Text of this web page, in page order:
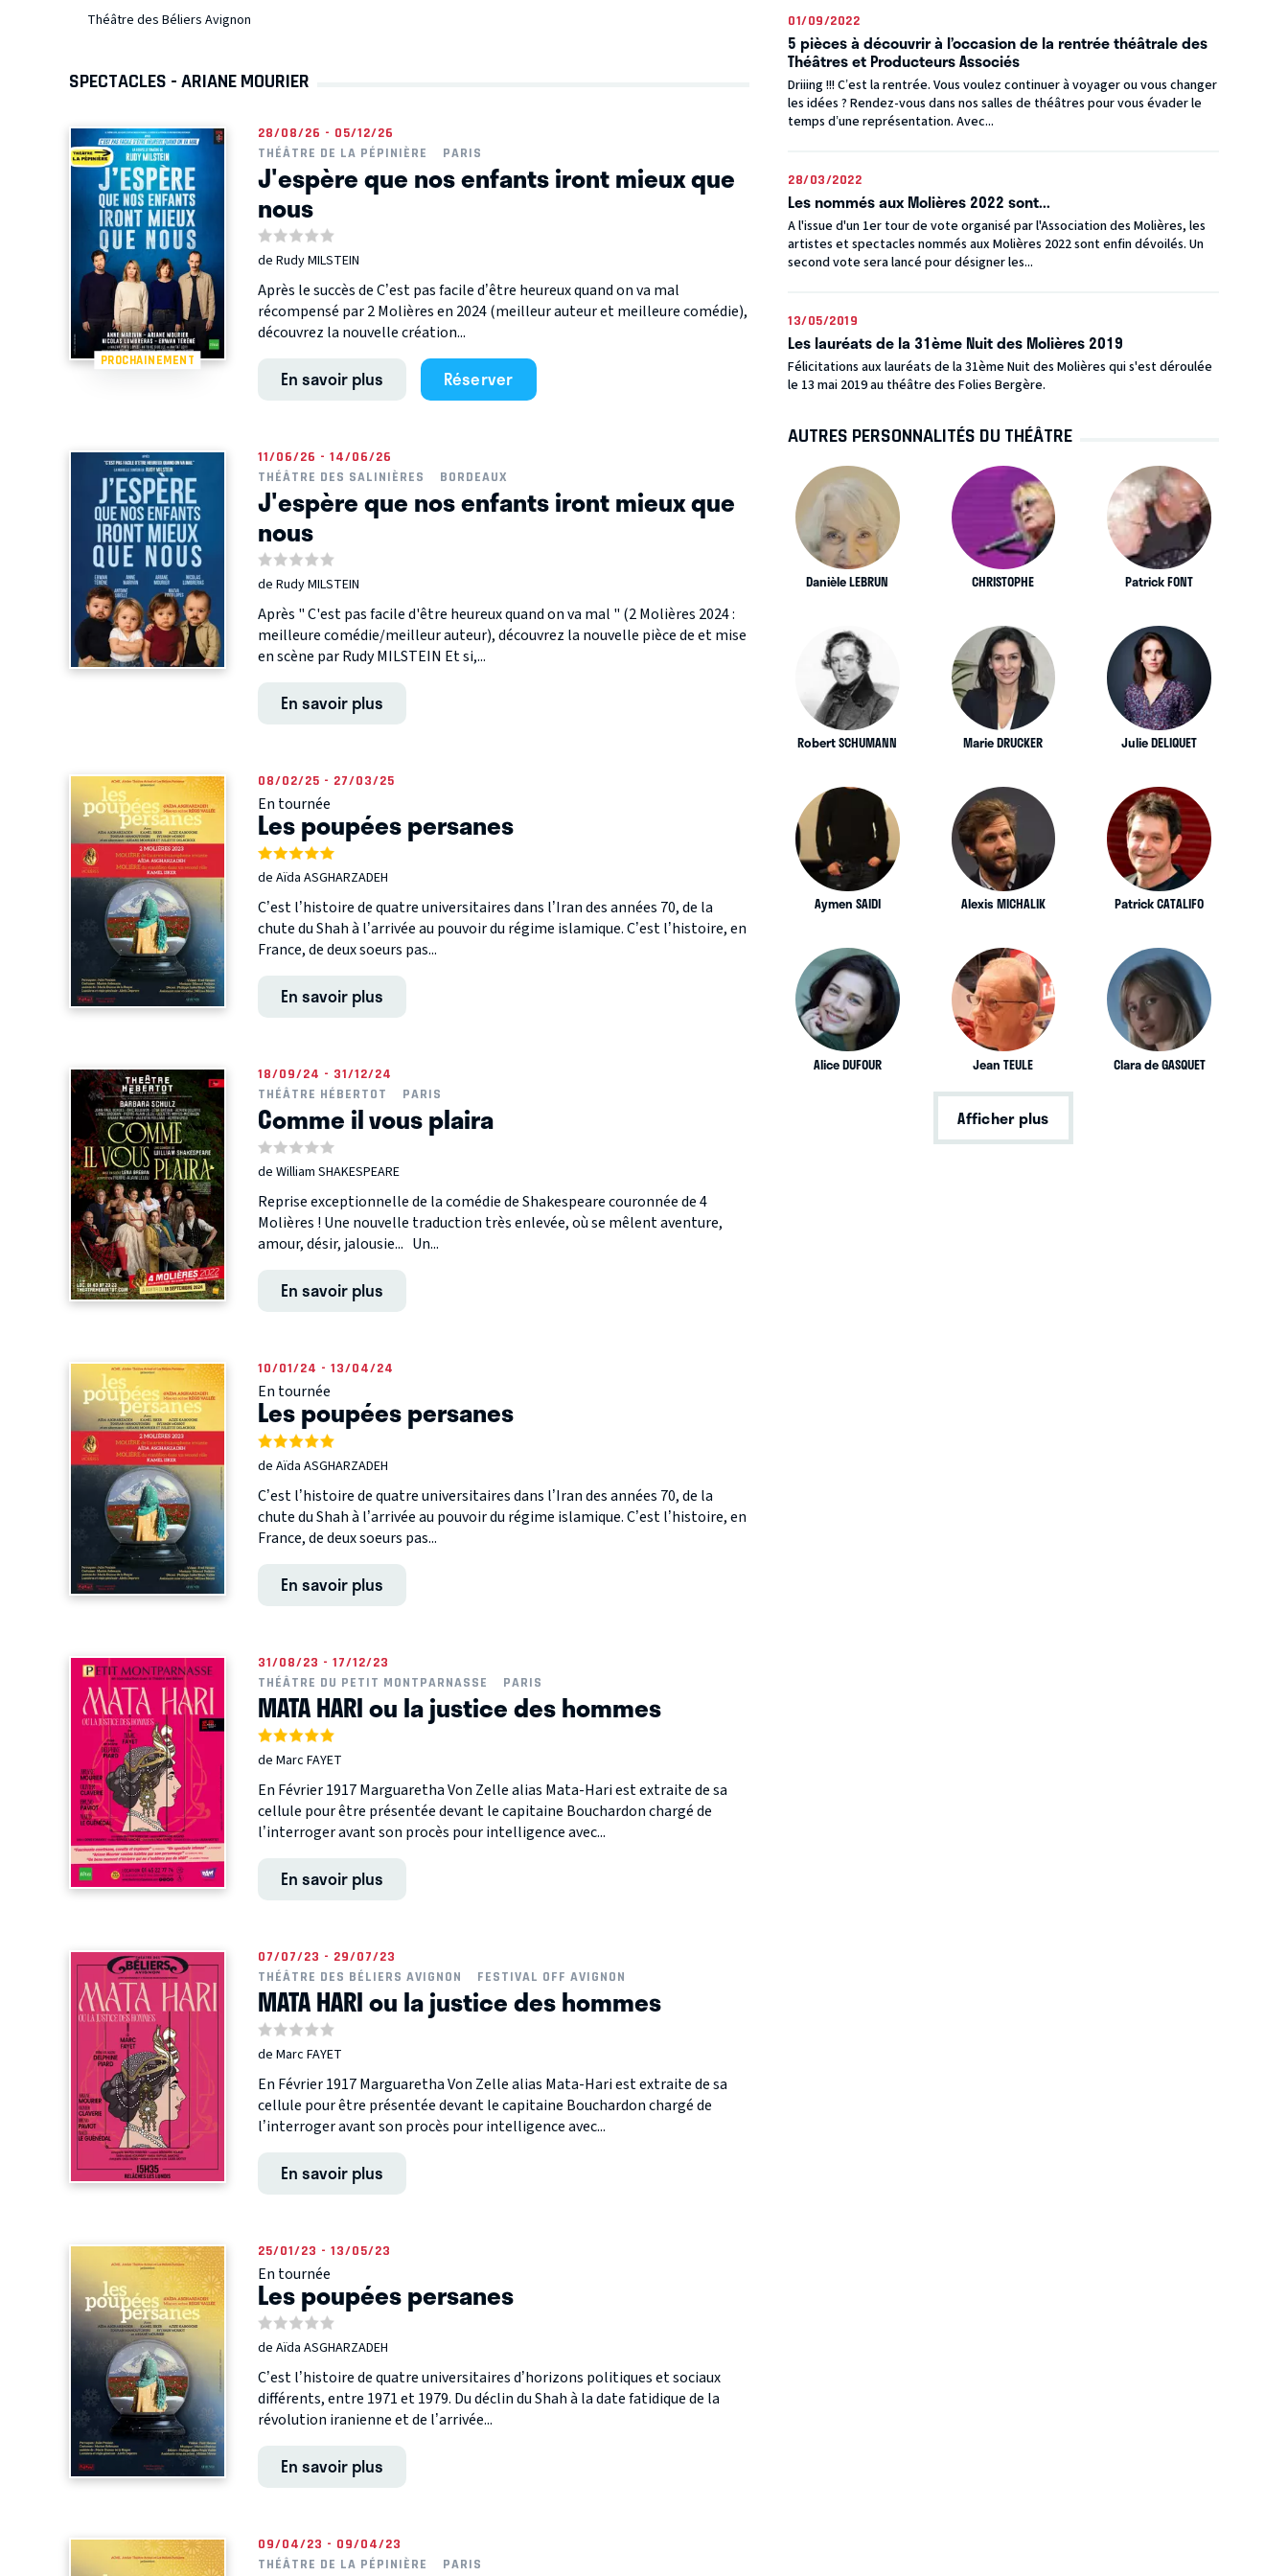
Théâtre des Béliers Avignon
SPECTACLES - ARIANE MOURIER
PROCHAINEMENT
28/08/26 - 05/12/26
THÉÂTRE DE LA PÉPINIÈRE
PARIS
J'espère que nos enfants iront mieux que
nous
de Rudy MILSTEIN
Après le succès de C’est pas facile d’être heureux quand on va mal
récompensé par 2 Molières en 2024 (meilleur auteur et meilleure comédie),
découvrez la nouvelle création...
En savoir plus Réserver
11/06/26 - 14/06/26
THÉÂTRE DES SALINIÈRES
BORDEAUX
J'espère que nos enfants iront mieux que
nous
de Rudy MILSTEIN
Après " C'est pas facile d'être heureux quand on va mal " (2 Molières 2024 :
meilleure comédie/meilleur auteur), découvrez la nouvelle pièce de et mise
en scène par Rudy MILSTEIN Et si,...
En savoir plus
08/02/25 - 27/03/25
En tournée
Les poupées persanes
de Aïda ASGHARZADEH
C’est l’histoire de quatre universitaires dans l’Iran des années 70, de la
chute du Shah à l’arrivée au pouvoir du régime islamique. C’est l’histoire, en
France, de deux soeurs pas...
En savoir plus
18/09/24 - 31/12/24
THÉÂTRE HÉBERTOT
PARIS
Comme il vous plaira
de William SHAKESPEARE
Reprise exceptionnelle de la comédie de Shakespeare couronnée de 4
Molières ! Une nouvelle traduction très enlevée, où se mêlent aventure,
amour, désir, jalousie... Un...
En savoir plus
10/01/24 - 13/04/24
En tournée
Les poupées persanes
de Aïda ASGHARZADEH
C’est l’histoire de quatre universitaires dans l’Iran des années 70, de la
chute du Shah à l’arrivée au pouvoir du régime islamique. C’est l’histoire, en
France, de deux soeurs pas...
En savoir plus
31/08/23 - 17/12/23
THÉÂTRE DU PETIT MONTPARNASSE
PARIS
MATA HARI ou la justice des hommes
de Marc FAYET
En Février 1917 Marguaretha Von Zelle alias Mata-Hari est extraite de sa
cellule pour être présentée devant le capitaine Bouchardon chargé de
l’interroger avant son procès pour intelligence avec...
En savoir plus
07/07/23 - 29/07/23
THÉÂTRE DES BÉLIERS AVIGNON
FESTIVAL OFF AVIGNON
MATA HARI ou la justice des hommes
de Marc FAYET
En Février 1917 Marguaretha Von Zelle alias Mata-Hari est extraite de sa
cellule pour être présentée devant le capitaine Bouchardon chargé de
l’interroger avant son procès pour intelligence avec...
En savoir plus
25/01/23 - 13/05/23
En tournée
Les poupées persanes
de Aïda ASGHARZADEH
C’est l’histoire de quatre universitaires d’horizons politiques et sociaux
différents, entre 1971 et 1979. Du déclin du Shah à la date fatidique de la
révolution iranienne et de l’arrivée...
En savoir plus
09/04/23 - 09/04/23
THÉÂTRE DE LA PÉPINIÈRE
PARIS
01/09/2022
5 pièces à découvrir à l’occasion de la rentrée théâtrale des
Théâtres et Producteurs Associés
Driiing !!! C’est la rentrée. Vous voulez continuer à voyager ou vous changer
les idées ? Rendez-vous dans nos salles de théâtres pour vous évader le
temps d’une représentation. Avec...
28/03/2022
Les nommés aux Molières 2022 sont...
A l'issue d'un 1er tour de vote organisé par l'Association des Molières, les
artistes et spectacles nommés aux Molières 2022 sont enfin dévoilés. Un
second vote sera lancé pour désigner les...
13/05/2019
Les lauréats de la 31ème Nuit des Molières 2019
Félicitations aux lauréats de la 31ème Nuit des Molières qui s'est déroulée
le 13 mai 2019 au théâtre des Folies Bergère.
AUTRES PERSONNALITÉS DU THÉÂTRE
Danièle LEBRUN CHRISTOPHE Patrick FONT
Robert SCHUMANN Marie DRUCKER Julie DELIQUET
Aymen SAIDI Alexis MICHALIK Patrick CATALIFO
Alice DUFOUR Jean TEULE Clara de GASQUET
Afficher plus